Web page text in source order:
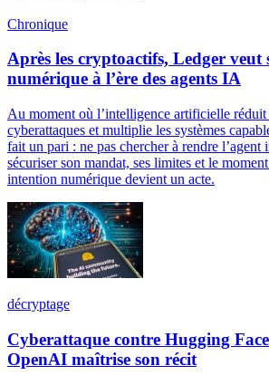
Chronique
Après les cryptoactifs, Ledger veut
numérique à l’ère des agents IA
Au moment où l’intelligence artificielle réduit
cyberattaques et multiplie les systèmes
fait un pari : ne pas chercher à rendre
sécuriser son mandat, ses limites et le
intention numérique devient un acte.
décryptage
Cyberattaque contre Hugging
OpenAI maîtrise son récit